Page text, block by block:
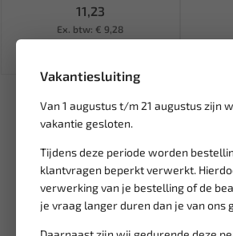
Vakantiesluiting
Van 1 augustus t/m 21 augustus zijn
vakantie gesloten.
Tijdens deze periode worden
klantvragen beperkt verwerkt.
verwerking van je bestelling of de
je vraag langer duren dan je van ons
11,23
Ex. btw: € 9,28